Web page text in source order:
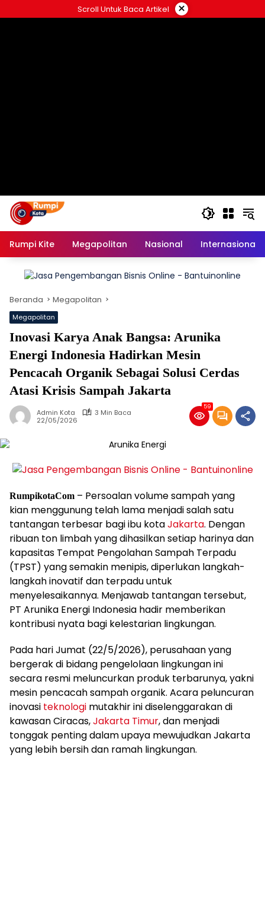
ke
Scroll Untuk Baca Artikel ×
Rumpi Kite Megapolitan Nasional Internasional
Beranda Megapolitan
Megapolitan
Inovasi Karya Anak Bangsa: Arunika
Energi Indonesia Hadirkan Mesin
Pencacah Organik Sebagai Solusi Cerdas
Atasi Krisis Sampah Jakarta
Admin Kota
3 Min Baca
22/05/2026
59
RumpikotaCom – Persoalan volume sampah yang
kian menggunung telah lama menjadi salah satu
tantangan terbesar bagi ibu kotaJakarta. Dengan
ribuan ton limbah yang dihasilkan setiap harinya dan
kapasitas Tempat Pengolahan Sampah Terpadu
(TPST) yang semakin menipis, diperlukan langkah-
langkah inovatif dan terpadu untuk
menyelesaikannya. Menjawab tantangan tersebut,
PT Arunika Energi Indonesia hadir memberikan
kontribusi nyata bagi kelestarian lingkungan.
Pada hari Jumat (22/5/2026), perusahaan yang
bergerak di bidang pengelolaan lingkungan ini
secara resmi meluncurkan produk terbarunya, yakni
mesin pencacah sampah organik. Acara peluncuran
inovasi teknologi mutakhir ini diselenggarakan di
kawasan Ciracas,Jakarta Timur, dan menjadi
tonggak penting dalam upaya mewujudkan Jakarta
yang lebih bersih dan ramah lingkungan.